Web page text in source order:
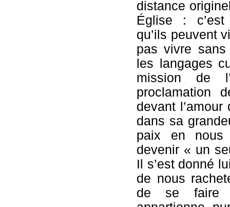
distance
Église : c’est
qu’ils peuvent
pas vivre
les langages
mission de
proclamation
devant
dans sa
paix en
devenir « un
Il s’est donné
de nous
de se faire